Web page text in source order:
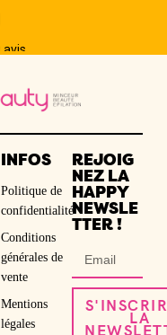
INFOS
Politique de
confidentialité
Conditions
générales de
vente
Mentions
légales
REJOIG
NEZ LA
HAPPY
NEWSLE
TTER !
LA